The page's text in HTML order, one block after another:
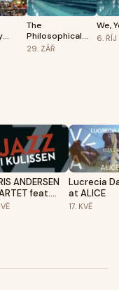
The
Philosophical
Foundations of
29. ZÁŘ
We,
6. ŘÍJ
ANDERSEN
feat.
GOULD -
Lucrecia
at ALICE
17. KVĚ